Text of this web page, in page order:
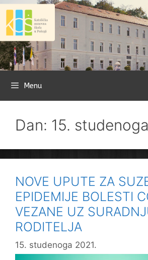
Preskoči
sadržaj
Menu
Dan: 15.
NOVE UPUTE ZA
EPIDEMIJE BOLESTI
VEZANE UZ
RODITELJA
15. studenoga 2021.